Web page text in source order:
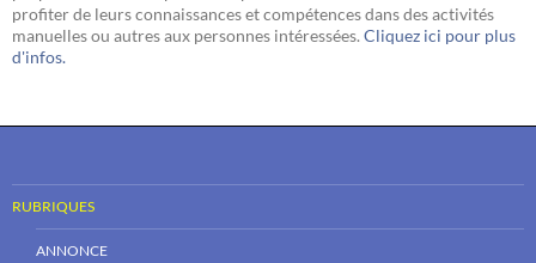
profiter de leurs connaissances et compétences dans des activités
manuelles ou autres aux personnes intéressées. Cliquez ici pour plus
d'infos.
RUBRIQUES
ANNONCE